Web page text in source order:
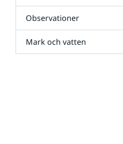
Observationer
Mark och vatten